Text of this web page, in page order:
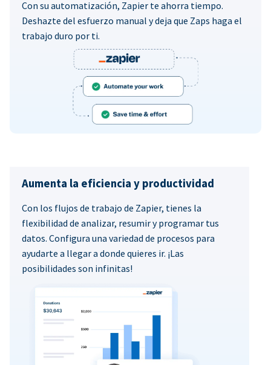
Con su automatización, Zapier te ahorra tiempo.
Deshazte del esfuerzo manual y deja que Zaps haga el
trabajo duro por ti.
Aumenta la eficiencia y productividad
Con los flujos de trabajo de Zapier, tienes la
flexibilidad de analizar, resumir y programar tus
datos. Configura una variedad de procesos para
ayudarte a llegar a donde quieres ir. ¡Las
posibilidades son infinitas!